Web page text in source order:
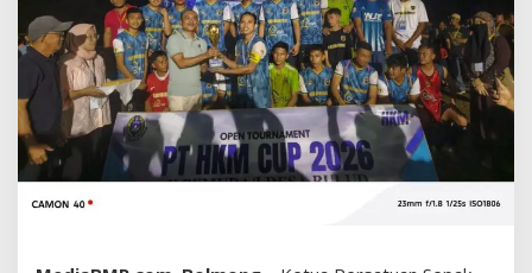
b
r
i
n
t
o
T